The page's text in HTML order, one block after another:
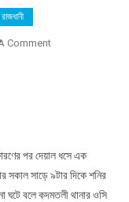
রাজধানী
CommentOn
ধসে
পথচারী
নিহত
পর দেয়াল ধসে এক
সাড়ে ৯টার দিকে শনির
বলে কদমতলী থানার ওসি